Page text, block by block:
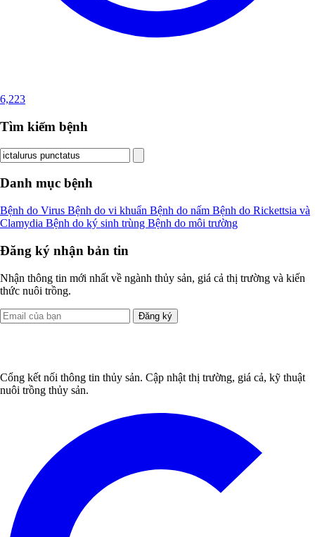
6,223
Tìm kiếm bệnh
Danh mục bệnh
Bệnh do Virus Bệnh do vi khuẩn Bệnh do nấm Bệnh do Rickettsia và
Clamydia Bệnh do ký sinh trùng Bệnh do môi trường
Đăng ký nhận bản tin
Nhận thông tin mới nhất về ngành thủy sản, giá cả thị trường và kiến
thức nuôi trồng.
Đăng ký
Cổng kết nối thông tin thủy sản. Cập nhật thị trường, giá cả, kỹ thuật
nuôi trồng thủy sản.